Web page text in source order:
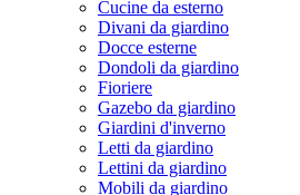
Cucine da esterno
Divani da giardino
Docce esterne
Dondoli da giardino
Fioriere
Gazebo da giardino
Giardini d'inverno
Letti da giardino
Lettini da giardino
Mobili da giardino